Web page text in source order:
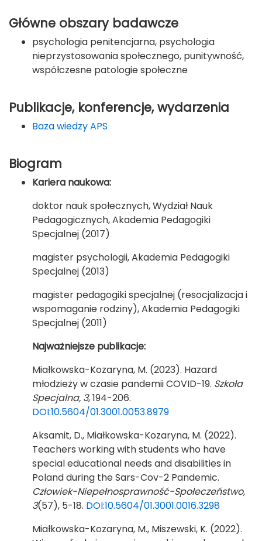
Główne obszary badawcze
psychologia penitencjarna, psychologia
nieprzystosowania społecznego, punitywność,
współczesne patologie społeczne
Publikacje, konferencje, wydarzenia
Baza wiedzy APS
Biogram
Kariera naukowa:
doktor nauk społecznych, Wydział Nauk
Pedagogicznych, Akademia Pedagogiki
Specjalnej (2017)
magister psychologii, Akademia Pedagogiki
Specjalnej (2013)
magister pedagogiki specjalnej (resocjalizacja i
wspomaganie rodziny), Akademia Pedagogiki
Specjalnej (2011)
Najważniejsze publikacje:
Miałkowska-Kozaryna, M. (2023). Hazard
młodzieży w czasie pandemii COVID-19. Szkoła
Specjalna, 3, 194-206.
DOI:10.5604/01.3001.0053.8979
Aksamit, D., Miałkowska-Kozaryna, M. (2022).
Teachers working with students who have
special educational needs and disabilities in
Poland during the Sars-Cov-2 Pandemic.
Człowiek-Niepełnosprawność-Społeczeństwo,
3(57), 5-18. DOI:10.5604/01.3001.0016.3298
Miałkowska-Kozaryna, M., Miszewski, K. (2022).